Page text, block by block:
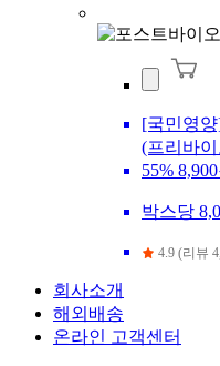
[국민영
(프리바
55% 8,900
박스당
4.9 (리뷰
회사소개
해외배송
온라인 고객센터